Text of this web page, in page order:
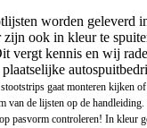
worden geleverd
zijn ook in kleur te
vergt kennis en wij
gaat monteren kijken
van de lijsten op de
pasvorm controleren! In kleur